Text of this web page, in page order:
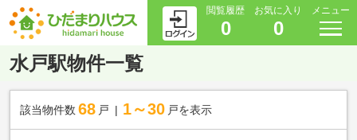
閲覧履歴
0
お気に入り
0
メニュー
水戸駅物件一覧
該当物件数 68 戸 1～30 戸を表示